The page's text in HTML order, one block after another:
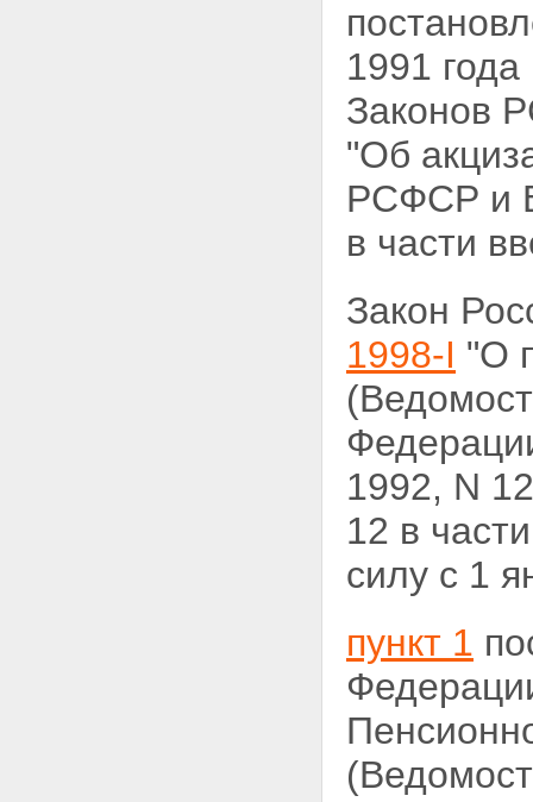
1991 года
Законов
"Об
РСФСР и
в части
Закон
1998-I "О
1992, N
12 в
силу с 1
пункт 1